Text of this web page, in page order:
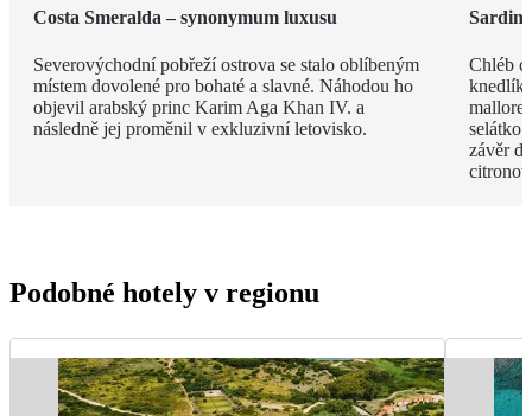
Costa Smeralda – synonymum luxusu
Severovýchodní pobřeží ostrova se stalo oblíbeným
místem dovolené pro bohaté a slavné. Náhodou ho
objevil arabský princ Karim Aga Khan IV. a
následně jej proměnil v exkluzivní letovisko.
Chléb
selátko
závěr
Podobné hotely v regionu